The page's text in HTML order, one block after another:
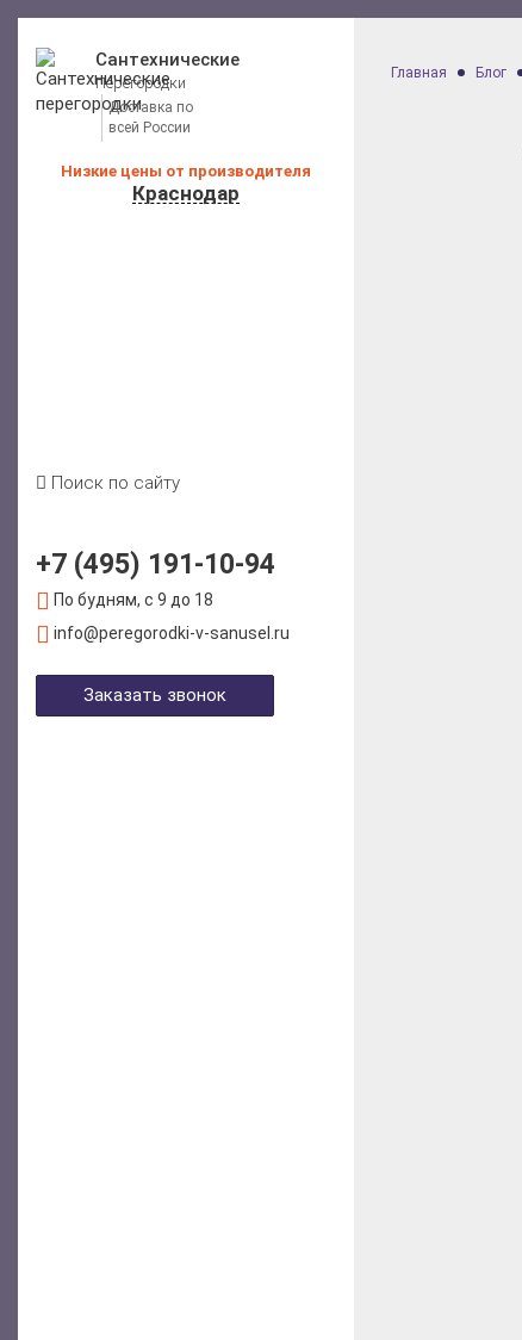
Сантехнические
Перегородки
Доставка по
всей России
Низкие цены от производителя
Краснодар
Поиск по сайту
+7 (495) 191-10-94
По будням, с 9 до 18
info@peregorodki-v-sanusel.ru
Заказать звонок
Главная Блог